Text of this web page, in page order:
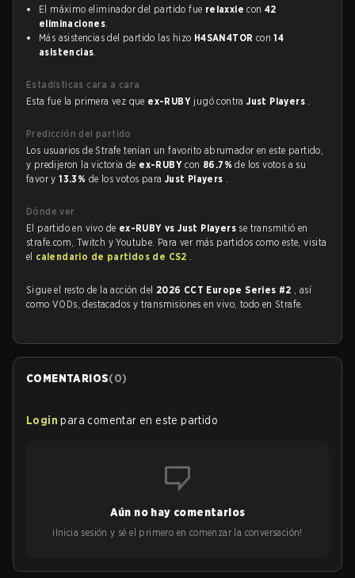
El máximo eliminador del partido fue relaxxie con42
eliminaciones.
Más asistencias del partido las hizo H4SAN4TOR con14
asistencias.
Estadísticas cara a cara
Esta fue la primera vez que ex-RUBY jugó contraJust Players .
Predicción del partido
Los usuarios de Strafe tenían un favorito abrumador en este partido,
y predijeron la victoria de ex-RUBYcon 86.7%de los votos a su
favor y13.3% de los votos para Just Players .
Dónde ver
El partido en vivo de ex-RUBY vs Just Players se transmitió en
strafe.com, Twitch y Youtube. Para ver más partidos como este, visita
el calendario de partidos de CS2 .
Sigue el resto de la acción del 2026 CCT Europe Series #2 , así
como VODs, destacados y transmisiones en vivo, todo en Strafe.
COMENTARIOS(0)
Login para comentar en este partido
Aún no hay comentarios
¡Inicia sesión y sé el primero en comenzar la conversación!